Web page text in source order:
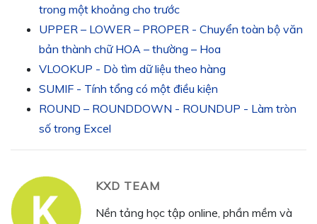
trong một khoảng cho trước
UPPER – LOWER – PROPER - Chuyển toàn bộ văn
bản thành chữ HOA – thường – Hoa
VLOOKUP - Dò tìm dữ liệu theo hàng
SUMIF - Tính tổng có một điều kiện
ROUND – ROUNDDOWN - ROUNDUP - Làm tròn
số trong Excel
KXD TEAM
Nền tảng học tập online, phần mềm và